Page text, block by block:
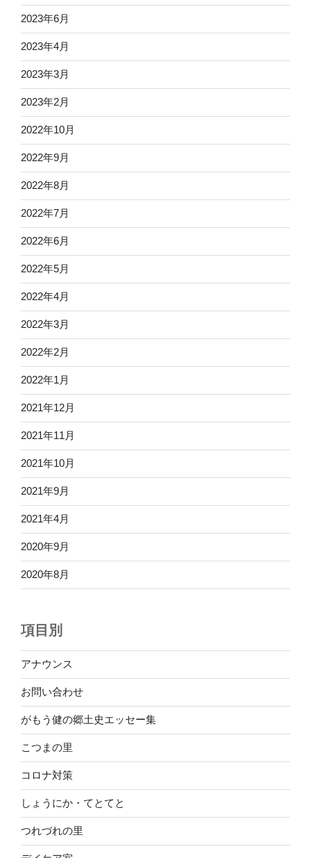
2023年6月
2023年4月
2023年3月
2023年2月
2022年10月
2022年9月
2022年8月
2022年7月
2022年6月
2022年5月
2022年4月
2022年3月
2022年2月
2022年1月
2021年12月
2021年11月
2021年10月
2021年9月
2021年4月
2020年9月
2020年8月
項目別
アナウンス
お問い合わせ
がもう健の郷土史エッセー集
こつまの里
コロナ対策
しょうにか・てとてと
つれづれの里